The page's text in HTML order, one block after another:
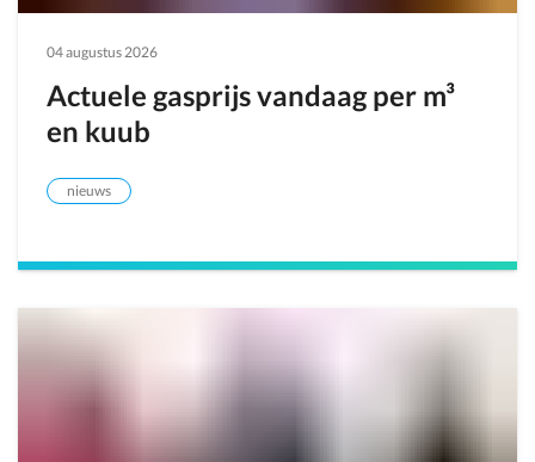
04 augustus 2026
Actuele gasprijs vandaag per m³
en kuub
nieuws